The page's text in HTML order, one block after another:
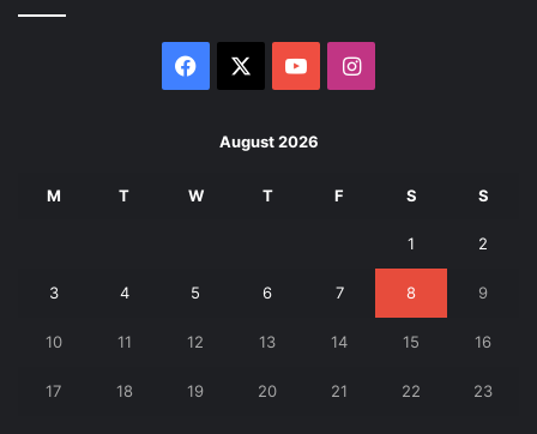
Facebook YouTubeInstagram
August 2026
M T W T F S S
1 2
3 4 5 6 7 8 9
10 11 12 13 14 15 16
17 18 19 20 21 22 23